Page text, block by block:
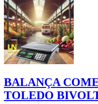
BALANÇA
TOLEDO